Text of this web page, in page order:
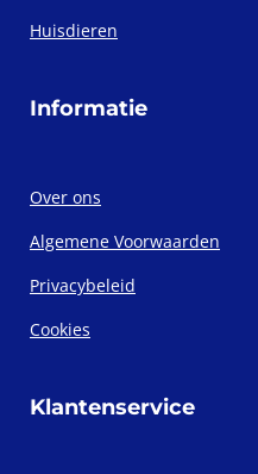
Huisdieren
Informatie
Over ons
Algemene Voorwaarden
Privacybeleid
Cookies
Klantenservice